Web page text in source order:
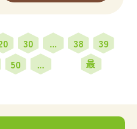
30 ... 38
39
50 ...
最